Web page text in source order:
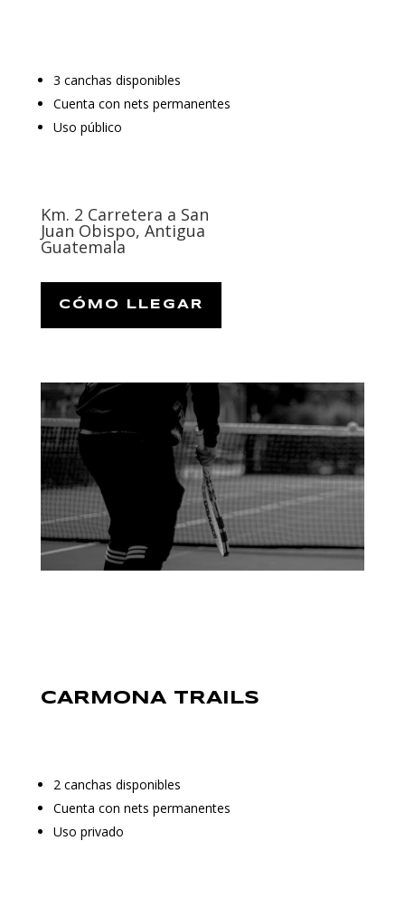
3 canchas disponibles
Cuenta con nets permanentes
Uso público
Km. 2 Carretera a San
Juan Obispo, Antigua
Guatemala
CÓMO LLEGAR
CARMONA TRAILS
2 canchas disponibles
Cuenta con nets permanentes
Uso privado